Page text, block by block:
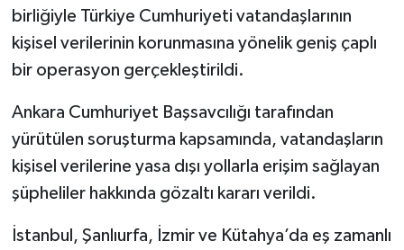
birliğiyle Türkiye Cumhuriyeti vatandaşlarının
kişisel verilerinin korunmasına yönelik geniş çaplı
bir operasyon gerçekleştirildi.
Ankara Cumhuriyet Başsavcılığı tarafından
yürütülen soruşturma kapsamında, vatandaşların
kişisel verilerine yasa dışı yollarla erişim sağlayan
şüpheliler hakkında gözaltı kararı verildi.
İstanbul, Şanlıurfa, İzmir ve Kütahya’da eş zamanlı